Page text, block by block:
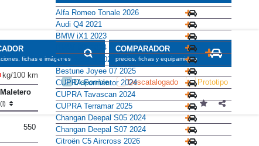
fichas e imágenes
COMPARADOR
precios, fichas y equipamiento
Disponible Descatalogado Prototipo
kg/100 km
Maletero
(l)
550
Alfa Romeo Tonale 2026
Audi Q4 2021
BMW iX1 2023
BMW iX2 2024
BYD Seal U 2024
Bestune Joyee 07 2025
CUPRA Formentor 2024
CUPRA Tavascan 2024
CUPRA Terramar 2025
Changan Deepal S05 2024
Changan Deepal S07 2024
Citroën C5 Aircross 2026